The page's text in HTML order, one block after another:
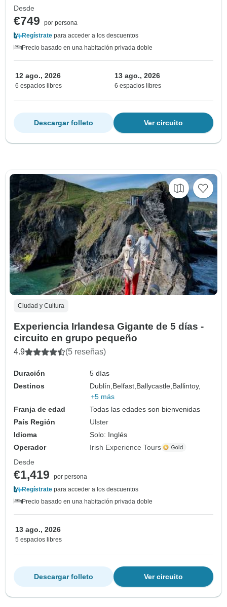
Desde
€749
por persona
Regístrate para acceder a los descuentos
Precio basado en una habitación privada doble
12 ago., 2026
6 espacios libres
13 ago., 2026
6 espacios libres
Ver circuito
Descargar folleto
Ciudad y Cultura
Experiencia Irlandesa Gigante de 5 días -
circuito en grupo pequeño
4.9 (5 reseñas)
Duración
5 días
Destinos
Dublín, Belfast, Ballycastle, Ballintoy,
+5 más
Franja de edad
Todas las edades son bienvenidas
País Región
Ulster
Idioma
Solo: Inglés
Operador
Irish Experience Tours
Desde
€1,419
por persona
Regístrate para acceder a los descuentos
Precio basado en una habitación privada doble
13 ago., 2026
5 espacios libres
Ver circuito
Descargar folleto